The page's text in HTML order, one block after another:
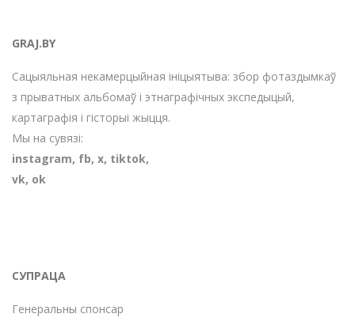
GRAJ.BY
Сацыяльная некамерцыйная ініцыятыва: збор фотаздымкаў
з прыватных альбомаў і этнаграфічных экспедыцый,
картаграфія і гісторыі жыцця.
Мы на сувязі:
instagram, fb, х, tiktok,
vk, ok
СУПРАЦА
Генеральны спонсар